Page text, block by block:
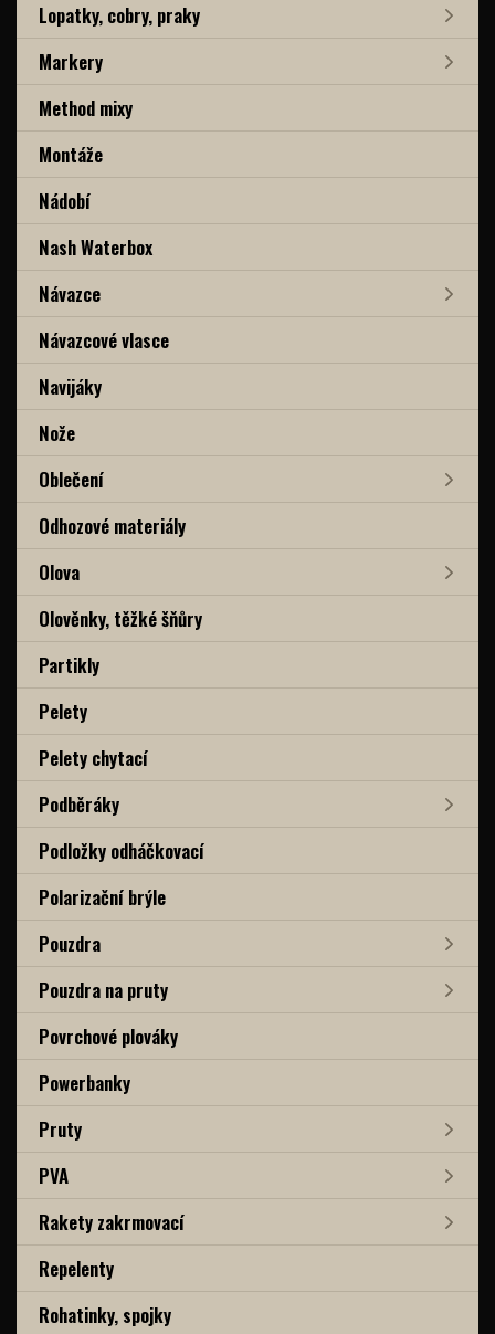
Lopatky, cobry, praky
Markery
Method mixy
Montáže
Nádobí
Nash Waterbox
Návazce
Návazcové vlasce
Navijáky
Nože
Oblečení
Odhozové materiály
Olova
Olověnky, těžké šňůry
Partikly
Pelety
Pelety chytací
Podběráky
Podložky odháčkovací
Polarizační brýle
Pouzdra
Pouzdra na pruty
Povrchové plováky
Powerbanky
Pruty
PVA
Rakety zakrmovací
Repelenty
Rohatinky, spojky